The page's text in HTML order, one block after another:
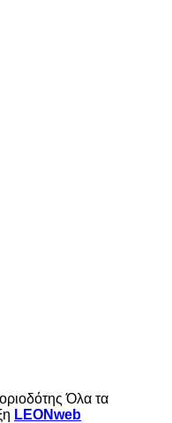
Όλα τα
LEONweb